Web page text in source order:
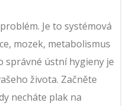
Je to systémová
mozek, metabolismus
správné ústní hygieny je
života. Začněte
necháte plak na